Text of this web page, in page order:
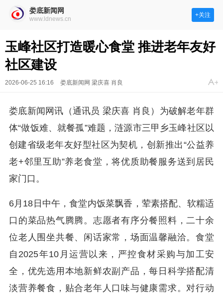
娄底新闻网
www.ldnews.cn
+关注
玉峰社区打造暖心食堂 推进老年友好
社区建设
2026-06-25 16:16 娄底新闻网 梁庆喜 肖良
娄底新闻网讯（通讯员 梁庆喜 肖良）为破解老年群
体“做饭难、就餐孤”难题，涟源市三甲乡玉峰社区以
创建省级老年友好型社区为契机，创新推出“公益养
老+邻里互助”养老食堂，将优质助餐服务送到居民
家门口。
6月18日中午，食堂内饭菜飘香，荤素搭配、软糯适
口的菜品热气腾腾。志愿者有序分餐照料，二十余
位老人围坐共餐、闲话家常，场面温馨融洽。食堂
自2025年10月运营以来，严控食材采购与加工安
全，优先选用本地新鲜农副产品，每日科学搭配清
淡营养餐食，贴合老年人口味与健康需求。对行动